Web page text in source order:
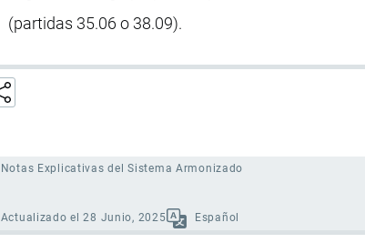
(partidas 35.06 o 38.09).
Notas Explicativas del Sistema Armonizado
Actualizado el 28 Junio, 2025 Español